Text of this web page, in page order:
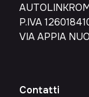
P.IVA
VIA APPIA
Contatti